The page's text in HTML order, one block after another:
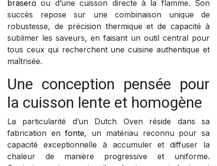
braseroou d’une cuisson directe à la flamme. Son
succès repose sur une combinaison unique de
robustesse, de précision thermique et de capacité à
sublimer les saveurs, en faisant un outil central pour
tous ceux qui recherchent une cuisine authentique et
maîtrisée.
Une conception pensée pour
la cuisson lente et homogène
La particularité d’un Dutch Oven réside dans sa
fabrication enfonte, un matériau reconnu pour sa
capacité exceptionnelle à accumuler et diffuser la
chaleur de manière progressive et uniforme.